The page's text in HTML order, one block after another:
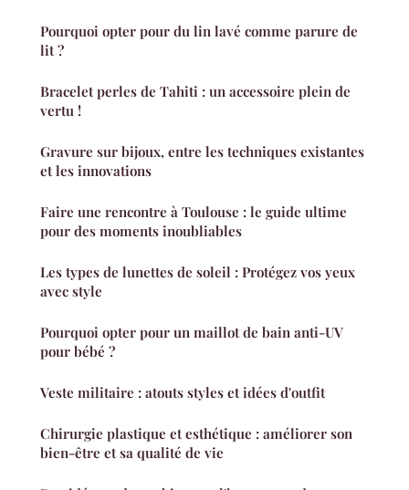
Pourquoi opter pour du lin lavé comme parure de
lit ?
Bracelet perles de Tahiti : un accessoire plein de
vertu !
Gravure sur bijoux, entre les techniques existantes
et les innovations
Faire une rencontre à Toulouse : le guide ultime
pour des moments inoubliables
Les types de lunettes de soleil : Protégez vos yeux
avec style
Pourquoi opter pour un maillot de bain anti-UV
pour bébé ?
Veste militaire : atouts styles et idées d'outfit
Chirurgie plastique et esthétique : améliorer son
bien-être et sa qualité de vie